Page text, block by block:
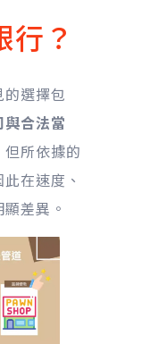
行？
選擇包
合法當
但所依據的
在速度、
差異。